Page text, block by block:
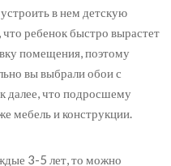
в нем детскую
ребенок быстро вырастет
помещения, поэтому
вы выбрали обои с
далее, что подросшему
мебель и конструкции.
3-5 лет, то можно